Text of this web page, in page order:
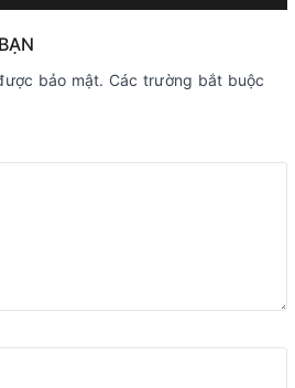
bảo mật. Các trường bắt buộc